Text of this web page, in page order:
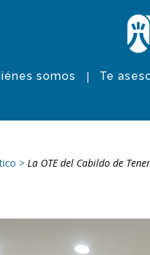
somos Te
> La OTE del Cabildo de